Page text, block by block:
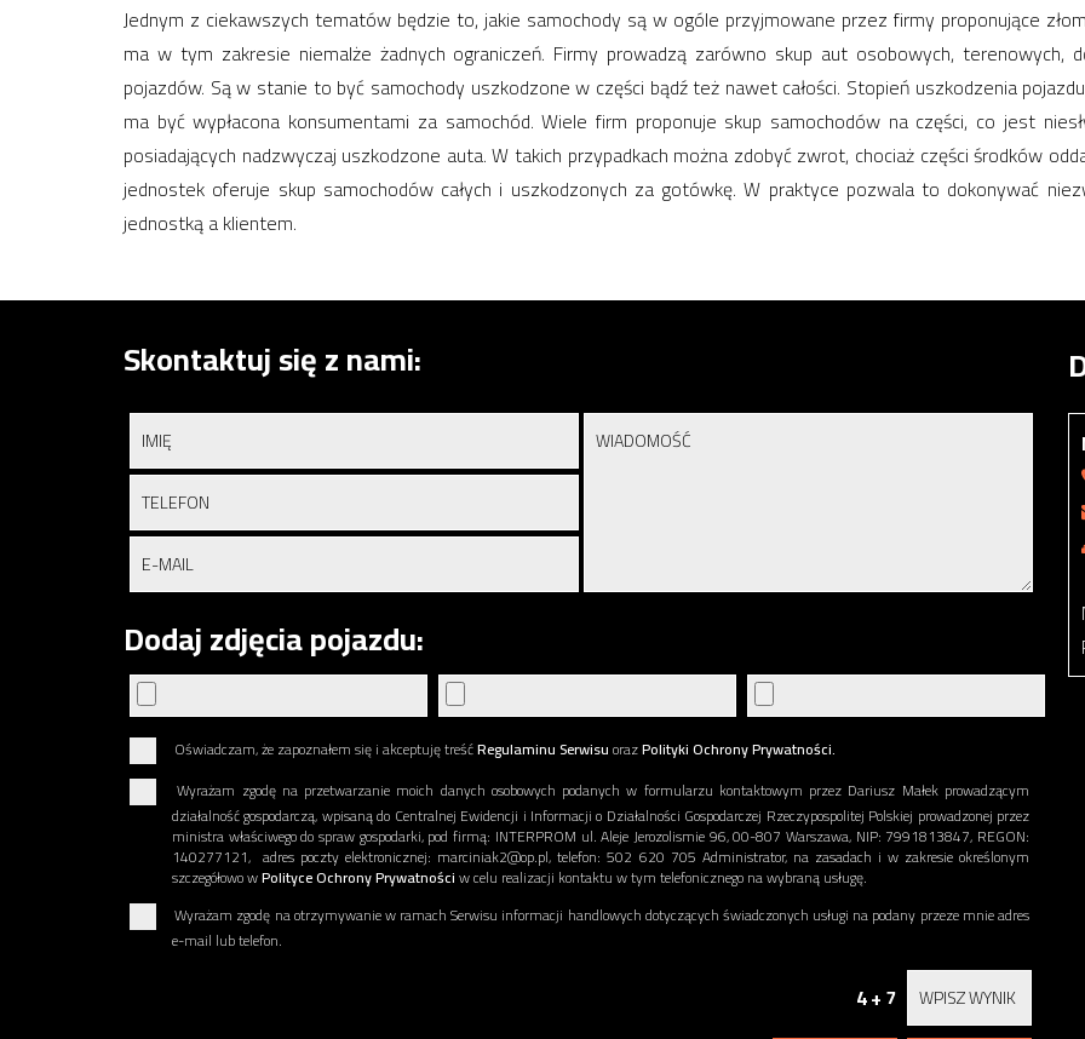
Jednym z ciekawszych tematów będzie to, jakie samochody są w ogóle przyjmowane przez firmy proponujące
ma w tym zakresie niemalże żadnych ograniczeń. Firmy prowadzą zarówno skup aut osobowych, terenowych,
pojazdów. Są w stanie to być samochody uszkodzone w części bądź też nawet całości. Stopień uszkodzenia
ma być wypłacona konsumentami za samochód. Wiele firm proponuje skup samochodów na części, co jest
posiadających nadzwyczaj uszkodzone auta. W takich przypadkach można zdobyć zwrot, chociaż części środków
jednostek oferuje skup samochodów całych i uszkodzonych za gotówkę. W praktyce pozwala to dokonywać
jednostką a klientem.
Skontaktuj się z nami:
Dodaj zdjęcia pojazdu:
Oświadczam, że zapoznałem się i akceptuję treśćRegulaminu SerwisuorazPolityki Ochrony Prywatności.
Wyrażam zgodę na przetwarzanie moich danych osobowych podanych w formularzu kontaktowym przez Dariusz Małek prowadzącym
działalność gospodarczą, wpisaną do Centralnej Ewidencji i Informacji o Działalności Gospodarczej Rzeczypospolitej Polskiej prowadzonej przez
ministra właściwego do spraw gospodarki, pod firmą: INTERPROM ul. Aleje Jerozolismie 96, 00-807 Warszawa, NIP: 7991813847, REGON:
140277121, adres poczty elektronicznej: marciniak2@op.pl, telefon: 502 620 705 Administrator, na zasadach i w zakresie określonym
szczegółowo wPolityce Ochrony Prywatnościw celu realizacji kontaktu w tym telefonicznego na wybraną usługę.
Wyrażam zgodę na otrzymywanie w ramach Serwisu informacji handlowych dotyczących świadczonych usługi na podany przeze mnie adres
e-mail lub telefon.
4 + 7